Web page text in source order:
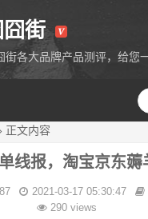
囧街
街各大品牌产品测评，给您
正文内容
线报，淘宝京东薅
2021-03-17 05:30:47
290 views